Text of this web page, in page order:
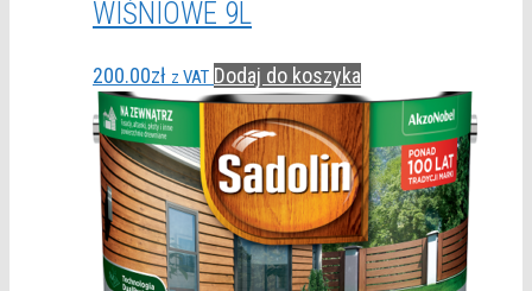
WIŚNIOWE 9L
200.00zł z VAT Dodaj do koszyka